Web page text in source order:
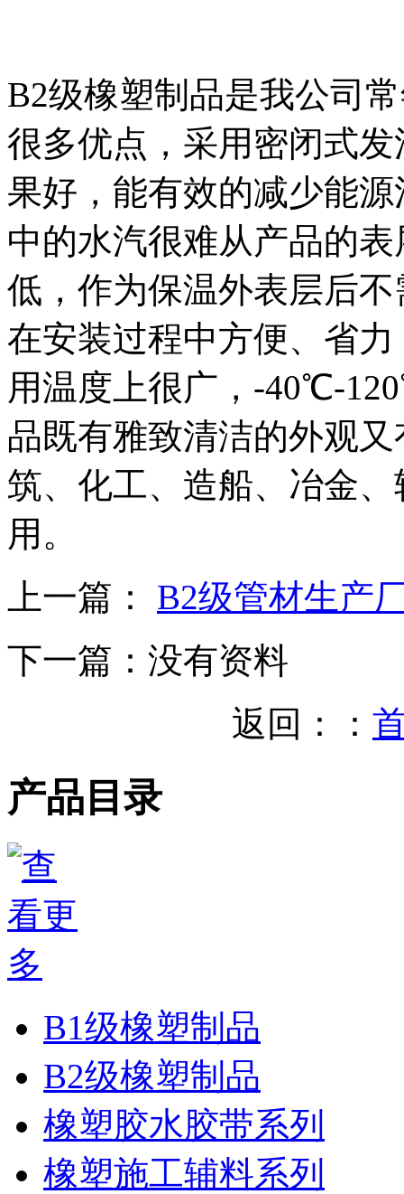
B2级橡塑制品是我公司
很多优点，采用密闭式
果好，能有效的减少能
中的水汽很难从产品的
低，作为保温外表层后
在安装过程中方便、省
用温度上很广，-40℃-
品既有雅致清洁的外观
筑、化工、造船、冶金
用。
上一篇： B2级管材生产
下一篇： 没有资料
返回：：
产品目录
B1级橡塑制品
B2级橡塑制品
橡塑胶水胶带系列
橡塑施工辅料系列